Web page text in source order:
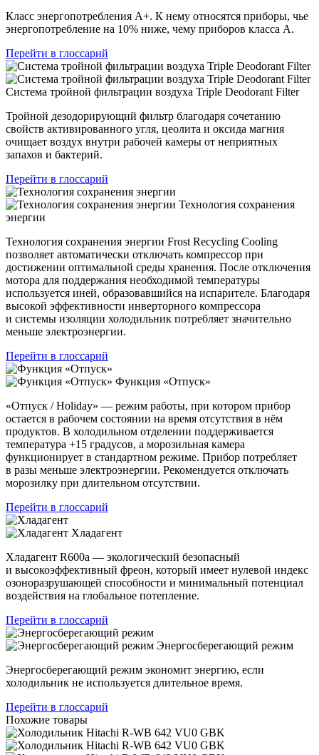
Класс энергопотребления А+. К нему относятся приборы, чье
энергопотребление на 10% ниже, чему приборов класса А.
Перейти в глоссарий
Система тройной фильтрации воздуха Triple Deodorant Filter
Тройной дезодорирующий фильтр благодаря сочетанию
свойств активированного угля, цеолита и оксида магния
очищает воздух внутри рабочей камеры от неприятных
запахов и бактерий.
Перейти в глоссарий
Технология сохранения
энергии
Технология сохранения энергии Frost Recycling Cooling
позволяет автоматически отключать компрессор при
достижении оптимальной среды хранения. После отключения
мотора для поддержания необходимой температуры
используется иней, образовавшийся на испарителе. Благодаря
высокой эффективности инверторного компрессора
и системы изоляции холодильник потребляет значительно
меньше электроэнергии.
Перейти в глоссарий
Функция «Отпуск»
«Отпуск / Holiday» — режим работы, при котором прибор
остается в рабочем состоянии на время отсутствия в нём
продуктов. В холодильном отделении поддерживается
температура +15 градусов, а морозильная камера
функционирует в стандартном режиме. Прибор потребляет
в разы меньше электроэнергии. Рекомендуется отключать
морозилку при длительном отсутствии.
Перейти в глоссарий
Хладагент
Хладагент R600a — экологический безопасный
и высокоэффективный фреон, который имеет нулевой индекс
озоноразрушающей способности и минимальный потенциал
воздействия на глобальное потепление.
Перейти в глоссарий
Энергосберегающий режим
Энергосберегающий режим экономит энергию, если
холодильник не используется длительное время.
Перейти в глоссарий
Похожие товары